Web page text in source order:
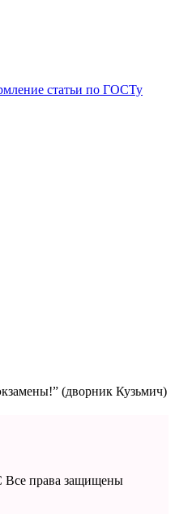
статьи по ГОСТу
(дворник Кузьмич)
Все права защищены